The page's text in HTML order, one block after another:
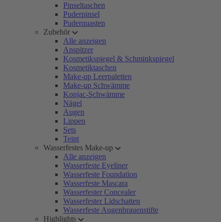
Pinseltaschen
Puderpinsel
Puderquasten
Zubehör
Alle anzeigen
Anspitzer
Kosmetikspiegel & Schminkspiegel
Kosmetiktaschen
Make-up Leerpaletten
Make-up Schwämme
Konjac-Schwämme
Nägel
Augen
Lippen
Sets
Teint
Wasserfestes Make-up
Alle anzeigen
Wasserfeste Eyeliner
Wasserfeste Foundation
Wasserfeste Mascara
Wasserfester Concealer
Wasserfester Lidschatten
Wasserfeste Augenbrauenstifte
Highlights